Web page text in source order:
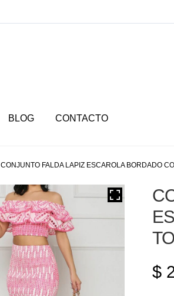
BLOG CONTACTO
CONJUNTO FALDA LAPIZ ESCAROLA BORDADO
$